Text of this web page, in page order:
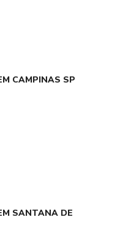
CAMPINAS SP
SANTANA DE